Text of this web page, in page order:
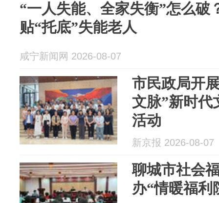
“一人失能、全家失衡”怎么破
贴“托底”失能老人
咸宁新闻网 2026-08-07
市民政局开
文脉”新时代
活动
新京报 2026-08-07
聊城市社会
办“情暖福利